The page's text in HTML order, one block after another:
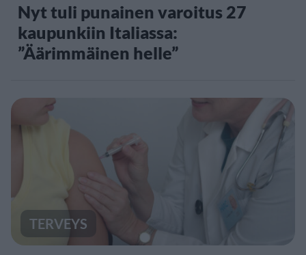
Nyt tuli punainen varoitus 27
kaupunkiin Italiassa:
”Äärimmäinen helle”
TERVEYS